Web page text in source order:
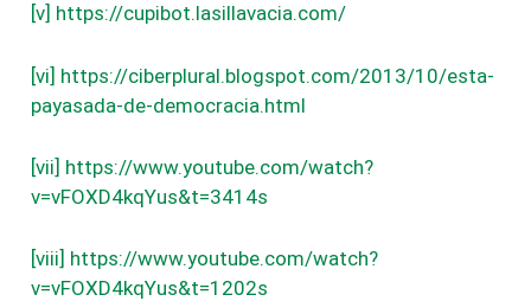
[v] https://cupibot.lasillavacia.com/
[vi] https://ciberplural.blogspot.com/2013/10/esta-
payasada-de-democracia.html
[vii] https://www.youtube.com/watch?
v=vFOXD4kqYus&t=3414s
[viii] https://www.youtube.com/watch?
v=vFOXD4kqYus&t=1202s